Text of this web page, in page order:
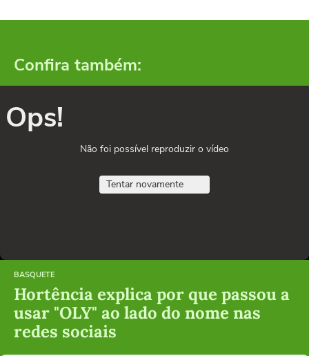
Confira também:
Ops!
Não foi possível reproduzir o vídeo
Tentar novamente
BASQUETE
Hortência explica por que passou a
usar "OLY" ao lado do nome nas
redes sociais